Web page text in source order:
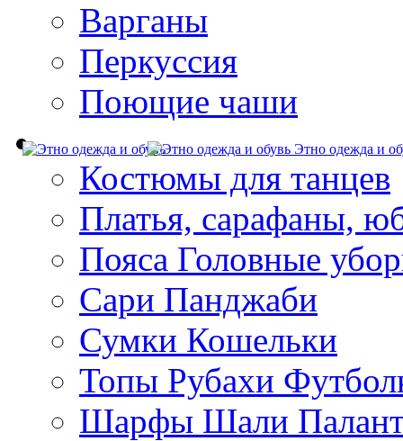
Варганы
Перкуссия
Поющие чаши
Этно одежда и
Костюмы для танцев
Платья, сарафаны,
Пояса Головные
Сари Панджаби
Сумки Кошельки
Топы Рубахи
Шарфы Шали